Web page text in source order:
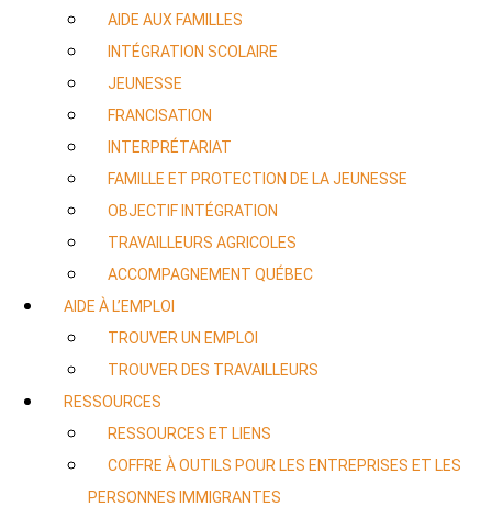
AIDE AUX FAMILLES
INTÉGRATION SCOLAIRE
JEUNESSE
FRANCISATION
INTERPRÉTARIAT
FAMILLE ET PROTECTION DE LA JEUNESSE
OBJECTIF INTÉGRATION
TRAVAILLEURS AGRICOLES
ACCOMPAGNEMENT QUÉBEC
AIDE À L’EMPLOI
TROUVER UN EMPLOI
TROUVER DES TRAVAILLEURS
RESSOURCES
RESSOURCES ET LIENS
COFFRE À OUTILS POUR LES ENTREPRISES ET LES
PERSONNES IMMIGRANTES